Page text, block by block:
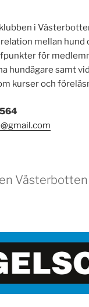
i
mellan hund
för
hundägare samt
kurser och
Västerbotten